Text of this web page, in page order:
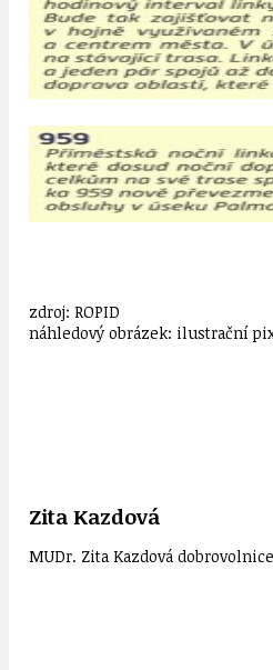
zdroj: ROPID
náhledový obrázek: ilustrační
Zita Kazdová
MUDr. Zita Kazdová